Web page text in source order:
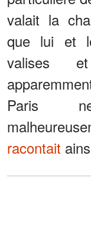
valait la
que lui et
valises
Paris
racontait